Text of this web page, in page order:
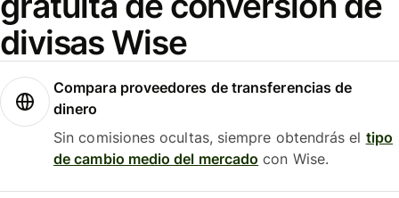
divisas Wise
Compara proveedores de transferencias de
dinero
Sin comisiones ocultas, siempre obtendrás el tipo
de cambio medio del mercado con Wise.